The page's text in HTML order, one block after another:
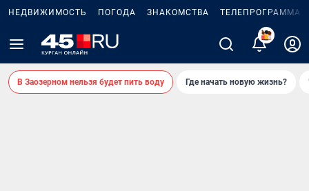
НЕДВИЖИМОСТЬ ПОГОДА ЗНАКОМСТВА ТЕЛЕПРОГРАММА
В Заозерном нельзя будет пить воду Где начать новую жизнь?